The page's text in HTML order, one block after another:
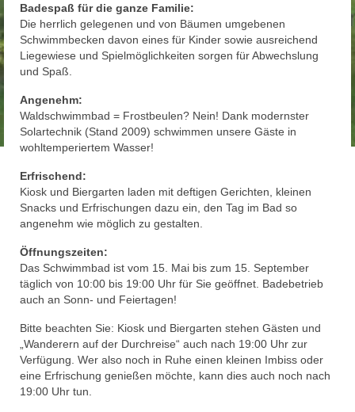
Badespaß für die ganze Familie:
Die herrlich gelegenen und von Bäumen umgebenen
Schwimmbecken davon eines für Kinder sowie ausreichend
Liegewiese und Spielmöglichkeiten sorgen für Abwechslung
und Spaß.
Angenehm:
Waldschwimmbad = Frostbeulen? Nein! Dank modernster
Solartechnik (Stand 2009) schwimmen unsere Gäste in
wohltemperiertem Wasser!
Erfrischend:
Kiosk und Biergarten laden mit deftigen Gerichten, kleinen
Snacks und Erfrischungen dazu ein, den Tag im Bad so
angenehm wie möglich zu gestalten.
Öffnungszeiten:
Das Schwimmbad ist vom 15. Mai bis zum 15. September
täglich von 10:00 bis 19:00 Uhr für Sie geöffnet. Badebetrieb
auch an Sonn- und Feiertagen!
Bitte beachten Sie: Kiosk und Biergarten stehen Gästen und
„Wanderern auf der Durchreise“ auch nach 19:00 Uhr zur
Verfügung. Wer also noch in Ruhe einen kleinen Imbiss oder
eine Erfrischung genießen möchte, kann dies auch noch nach
19:00 Uhr tun.